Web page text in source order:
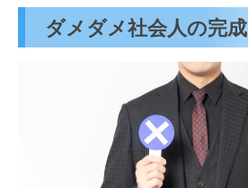
ダメダメ社会人の完成